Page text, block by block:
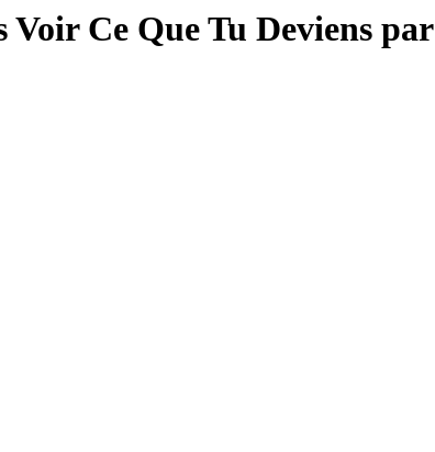
Voir Ce Que Tu Deviens par